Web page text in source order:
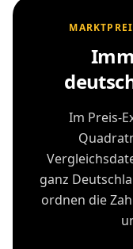
Im Preis-
ganz
ordnen die